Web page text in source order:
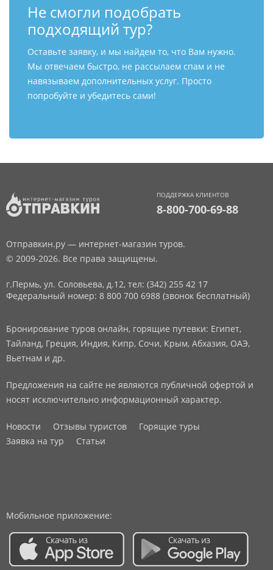
Не смогли подобрать
подходящий тур?
Оставьте заявку, и мы найдем то, что Вам нужно.
Мы отвечаем быстро, не рассылаем спам и не
навязываем дополнительных услуг. Просто
попробуйте и убедитесь сами!
ПОДДЕРЖКА КЛИЕНТОВ
8-800-700-69-88
Отправкин.ру — интернет-магазин туров.
© 2009-2026. Все права защищены.
г.Пермь, ул. Соловьева, д.12, тел: (342) 255 42 17
Федеральный номер: 8 800 700 6988 (звонок бесплатный)
Бронирование туров онлайн, горящие путевки: Египет,
Тайланд, Греция, Индия, Кипр, Сочи, Крым, Абхазия, ОАЭ,
Вьетнам и др.
Предложения на сайте не являются публичной офертой и
носят исключительно информационный характер.
Новости Отзывы туристов
Горящие туры
Заявка на тур
Статьи
Мобильное приложение: